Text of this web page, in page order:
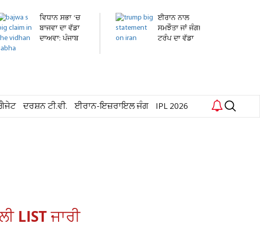
ਵਿਧਾਨ ਸਭਾ 'ਚ
ਬਾਜਵਾ ਦਾ ਵੱਡਾ
ਦਾਅਵਾ: ਪੰਜਾਬ
ਈਰਾਨ ਨਾਲ
ਸਮਝੌਤਾ ਜਾਂ ਜੰਗ!
ਟਰੰਪ ਦਾ ਵੱਡਾ
ਦਰਸ਼ਨ ਟੀ.ਵੀ. ਈਰਾਨ-ਇਜ਼ਰਾਇਲ ਜੰਗ IPL 2026
LIST ਜਾਰੀ